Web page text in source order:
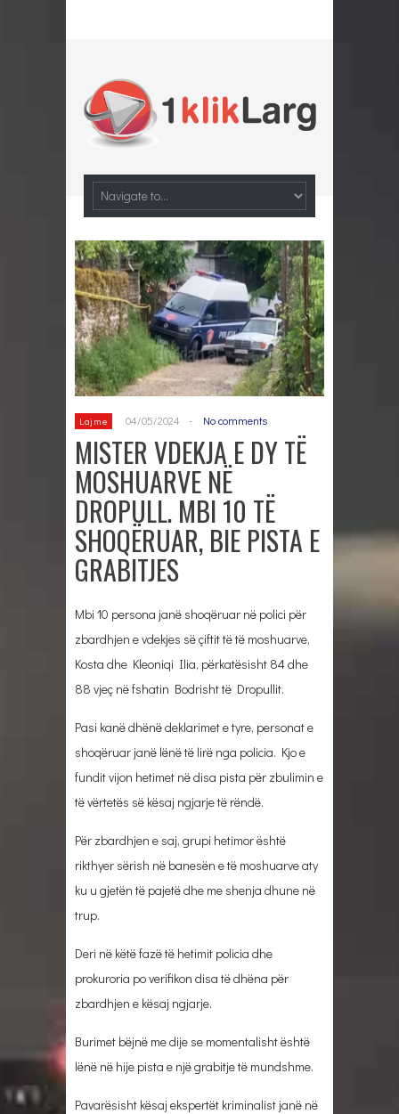
Lajme 04/05/2024 - No comments
MISTER VDEKJA E DY TË
MOSHUARVE NË
DROPULL. MBI 10 TË
SHOQËRUAR, BIE PISTA E
GRABITJES
Mbi 10 persona janë shoqëruar në polici për
zbardhjen e vdekjes së çiftit të të moshuarve,
Kosta dhe Kleoniqi Ilia, përkatësisht 84 dhe
88 vjeç në fshatin Bodrisht të Dropullit.
Pasi kanë dhënë deklarimet e tyre, personat e
shoqëruar janë lënë të lirë nga policia. Kjo e
fundit vijon hetimet në disa pista për zbulimin e
të vërtetës së kësaj ngjarje të rëndë.
Për zbardhjen e saj, grupi hetimor është
rikthyer sërish në banesën e të moshuarve aty
ku u gjetën të pajetë dhe me shenja dhune në
trup.
Deri në këtë fazë të hetimit policia dhe
prokuroria po verifikon disa të dhëna për
zbardhjen e kësaj ngjarje.
Burimet bëjnë me dije se momentalisht është
lënë në hije pista e një grabitje të mundshme.
Pavarësisht kësaj ekspertët kriminalist janë në